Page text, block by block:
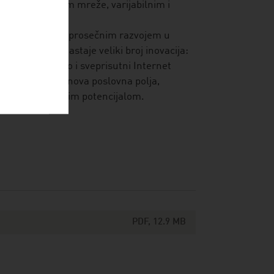
kapacitetom mreže, varijabilnim i
istakla natprosečnim razvojem u
osnovi nastaje veliki broj inovacija:
kao i sveprisutni Internet
stvaraju nova poslovna polja,
razvojnim potencijalom.
PDF, 12.9 MB